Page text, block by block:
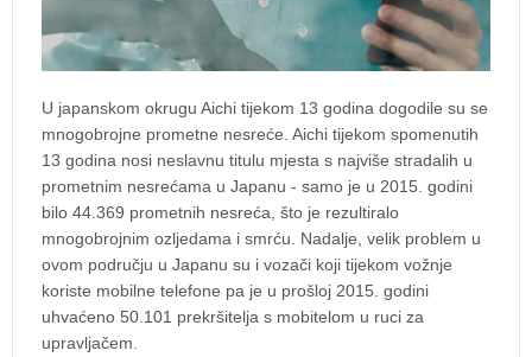
U japanskom okrugu Aichi tijekom 13 godina dogodile su se
mnogobrojne prometne nesreće. Aichi tijekom spomenutih
13 godina nosi neslavnu titulu mjesta s najviše stradalih u
prometnim nesrećama u Japanu - samo je u 2015. godini
bilo 44.369 prometnih nesreća, što je rezultiralo
mnogobrojnim ozljedama i smrću. Nadalje, velik problem u
ovom području u Japanu su i vozači koji tijekom vožnje
koriste mobilne telefone pa je u prošloj 2015. godini
uhvaćeno 50.101 prekršitelja s mobitelom u ruci za
upravljačem.